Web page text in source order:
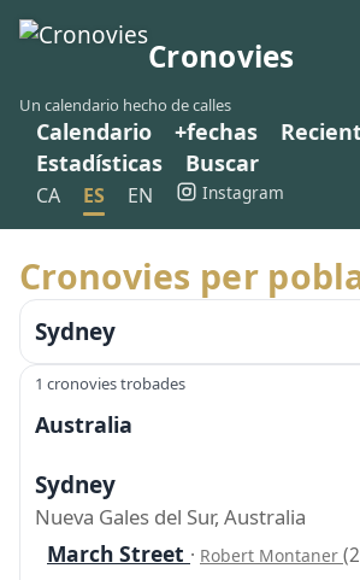
Cronovies
Un calendario hecho de calles
Calendario +fechas
Estadísticas
Buscar
CA ES EN Instagram
Cronovies per
Sydney
1 cronovies trobades
Australia
Sydney
Nueva Gales del Sur, Australia
March Street · Robert Montaner